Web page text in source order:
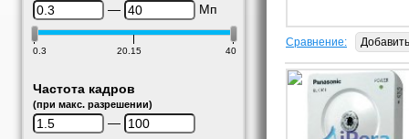
—
Мп
0.3 20.15 40
Частота кадров
(при макс. разрешении)
—
Сравнение: Добавить